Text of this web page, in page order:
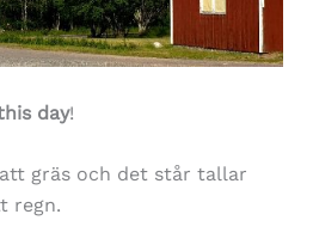
day!
gräs och det står tallar
regn.